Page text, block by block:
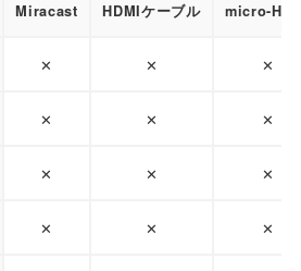
Miracast HDMIケーブル micro-
✕ ✕ ✕
✕ ✕ ✕
✕ ✕ ✕
✕ ✕ ✕